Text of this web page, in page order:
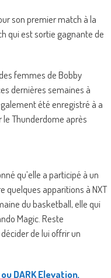
son premier match à la
qui est sortie gagnante de
femmes de Bobby
dernières semaines à
été enregistré à a
Thunderdome après
qu’elle a participé à un
quelques apparitions à NXT
du basketball, elle qui
Magic. Reste
de lui offrir un
DARK Elevation,